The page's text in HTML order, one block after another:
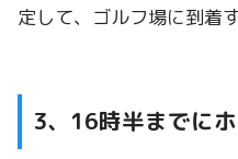
定して、ゴルフ場に到着
3、16時半までに